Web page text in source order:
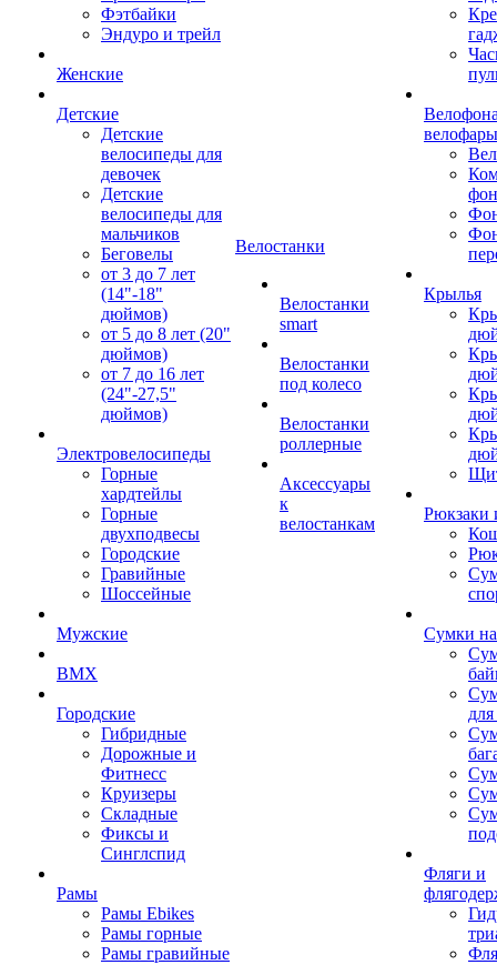
Фэтбайки
Эндуро и трейл
Женские
Детские
Детские
велосипеды для
девочек
Детские
велосипеды для
мальчиков
Беговелы
от 3 до 7 лет
(14"-18"
дюймов)
от 5 до 8 лет (20"
дюймов)
от 7 до 16 лет
(24"-27,5"
дюймов)
Электровелосипеды
Горные
хардтейлы
Горные
двухподвесы
Городские
Гравийные
Шоссейные
Мужские
BMX
Городские
Гибридные
Дорожные и
Фитнесс
Круизеры
Складные
Фиксы и
Синглспид
Рамы
Рамы Ebikes
Рамы горные
Рамы гравийные
Велостанки
Велостанки
smart
Велостанки
под колесо
Велостанки
роллерные
Аксессуары
к
велостанкам
велофары
Крылья
Рюкзаки
Сумки
Фляги и